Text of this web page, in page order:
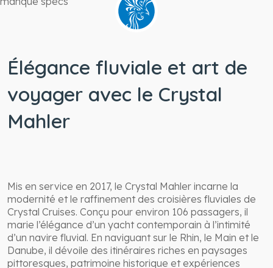
Élégance fluviale et art de
voyager avec le Crystal
Mahler
Mis en service en 2017, le Crystal Mahler incarne la
modernité et le raffinement des croisières fluviales de
Crystal Cruises. Conçu pour environ 106 passagers, il
marie l’élégance d’un yacht contemporain à l’intimité
d’un navire fluvial. En naviguant sur le Rhin, le Main et le
Danube, il dévoile des itinéraires riches en paysages
pittoresques, patrimoine historique et expériences